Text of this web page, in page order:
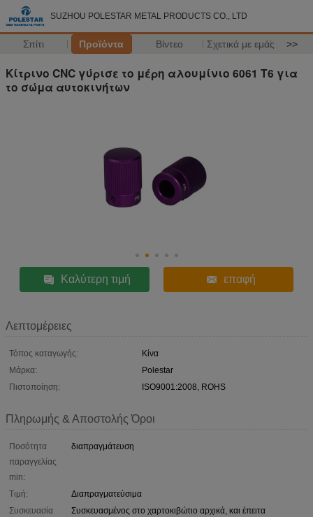
SUZHOU POLESTAR METAL PRODUCTS CO., LTD
Σπίτι Προϊόντα Βίντεο Σχετικά με εμάς >>
Κίτρινο CNC γύρισε το μέρη αλουμίνιο 6061 T6 για
το σώμα αυτοκινήτων
Καλύτερη τιμή επαφή
Λεπτομέρειες
Τόπος καταγωγής:
Κίνα
Μάρκα:
Polestar
Πιστοποίηση:
ISO9001:2008, ROHS
Πληρωμής & Αποστολής Όροι
Ποσότητα
παραγγελίας
min:
διαπραγμάτευση
Τιμή:
Διαπραγματεύσιμα
Συσκευασία
Συσκευασμένος στο χαρτοκιβώτιο αρχικά, και έπειτα